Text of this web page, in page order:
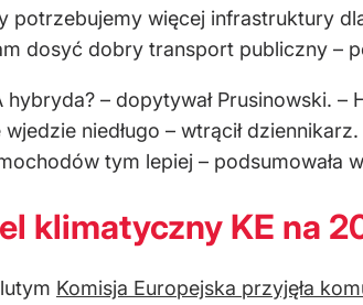
potrzebujemy więcej infrastruktury
dosyć dobry transport publiczny –
hybryda? – dopytywał Prusinowski.
wjedzie niedługo – wtrącił
tym lepiej – podsumowała
klimatyczny KE na
Komisja Europejska przyjęła